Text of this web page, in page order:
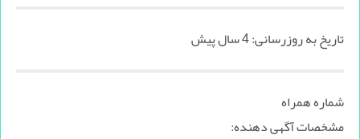
تاریخ به روزرسانی:4 سال پیش
شماره همراه
مشخصات آگهی دهنده: